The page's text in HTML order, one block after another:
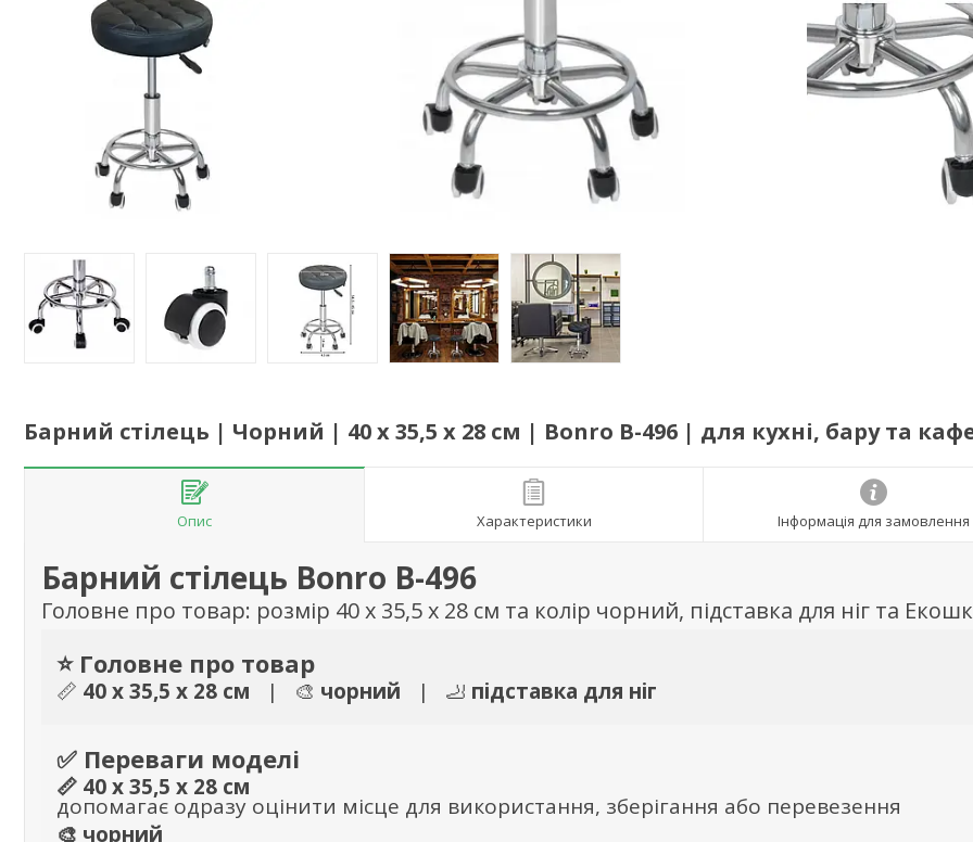
Барний стілець | Чорний | 40 x 35,5 x 28 см | Bonro B-496 | для кухні, бару та
Опис Характеристики Інформація для замовлення
Барний стілець Bonro B-496
Головне про товар: розмір 40 x 35,5 x 28 см та колір чорний, підставка для ніг та
⭐ Головне про товар
📏 40 x 35,5 x 28 см | 🎨 чорний | 🦶 підставка для ніг
✅ Переваги моделі
📏 40 x 35,5 x 28 см
допомагає одразу оцінити місце для використання, зберігання або перевезення
🎨 чорний